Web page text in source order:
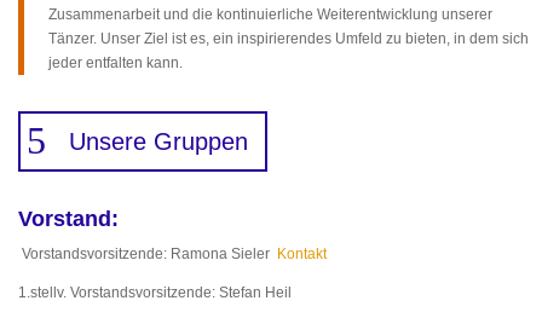
Zusammenarbeit und die kontinuierliche Weiterentwicklung unserer
Tänzer. Unser Ziel ist es, ein inspirierendes Umfeld zu bieten, in dem sich
jeder entfalten kann.
Unsere Gruppen
Vorstand:
Vorstandsvorsitzende: Ramona Sieler Kontakt
1.stellv. Vorstandsvorsitzende: Stefan Heil